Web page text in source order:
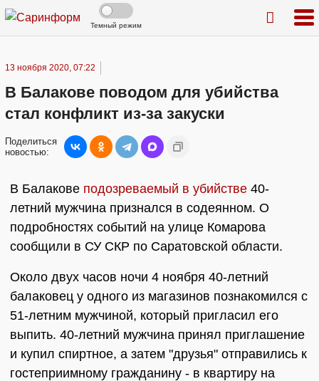
Темный режим
13 ноября 2020, 07:22
В Балакове поводом для убийства
стал конфликт из-за закуски
Поделиться
новостью:
В Балакове подозреваемый в убийстве 40-
летний мужчина признался в содеянном. О
подробностях событий на улице Комарова
сообщили в СУ СКР по Саратовской области.
Около двух часов ночи 4 ноября 40-летний
балаковец у одного из магазинов познакомился с
51-летним мужчиной, который пригласил его
выпить. 40-летний мужчина принял приглашение
и купил спиртное, а затем "друзья" отправились к
гостеприимному гражданину - в квартиру на